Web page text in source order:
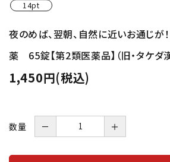
14pt
夜のめば、翌朝、自然に近いお通じが
薬 65錠【第2類医薬品】（旧・タケダ
1,450円(税込)
数量 － ＋